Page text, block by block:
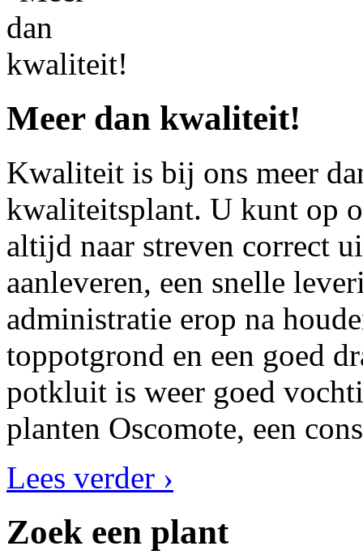
Meer dan kwaliteit!
Kwaliteit is bij ons meer
kwaliteitsplant. U kunt op
altijd naar streven correct
aanleveren, een snelle
administratie erop na
toppotgrond en een goed
potkluit is weer goed
planten Oscomote, een
Lees verder ›
Zoek een plant